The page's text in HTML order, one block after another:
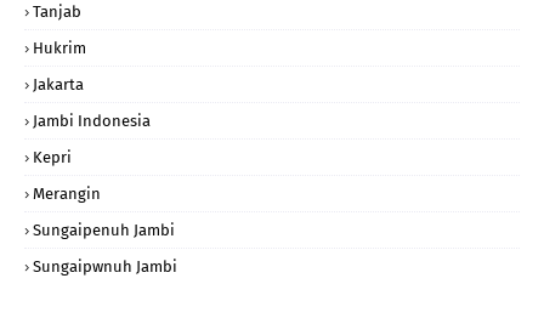
Tanjab
Hukrim
Jakarta
Jambi Indonesia
Kepri
Merangin
Sungaipenuh Jambi
Sungaipwnuh Jambi